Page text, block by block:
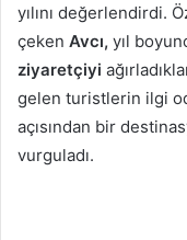
yılını değerlendirdi.
çeken Avcı, yıl
ziyaretçiyi
gelen turistlerin ilgi
açısından bir
vurguladı.